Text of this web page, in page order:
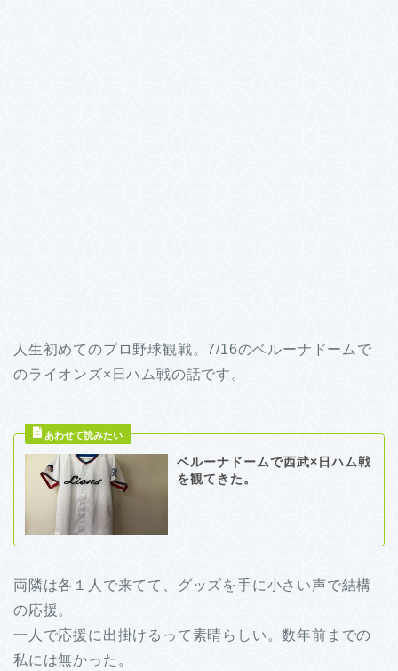
人生初めてのプロ野球観戦。7/16のベルーナドームで
のライオンズ×日ハム戦の話です。
ベルーナドームで西武×日ハム戦
を観てきた。
両隣は各１人で来てて、グッズを手に小さい声で結構
の応援。
一人で応援に出掛けるって素晴らしい。数年前までの
私には無かった。